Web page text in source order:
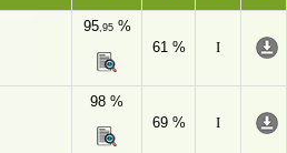
95,95%
61 %
I
98 %
69 %
I